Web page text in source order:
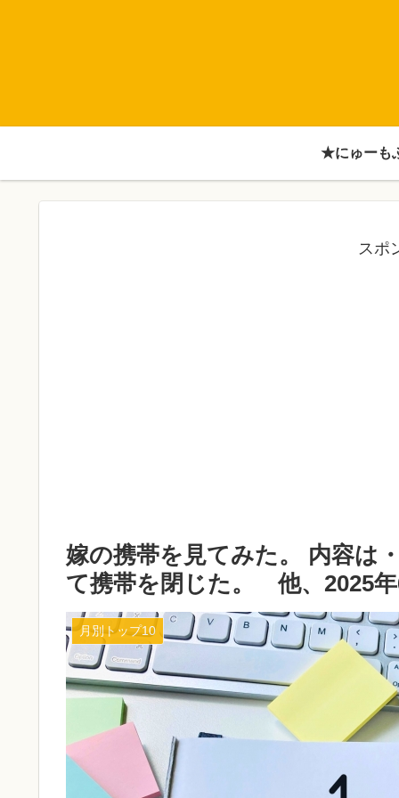
★にゅーも
スポ
嫁の携帯を見てみた。 内容は
て携帯を閉じた。 他、2025年
月別トップ10